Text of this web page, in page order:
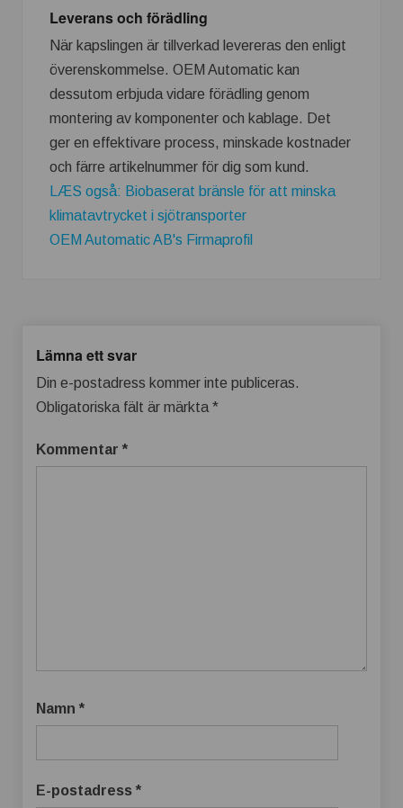
Leverans och förädling
När kapslingen är tillverkad levereras den enligt
överenskommelse. OEM Automatic kan
dessutom erbjuda vidare förädling genom
montering av komponenter och kablage. Det
ger en effektivare process, minskade kostnader
och färre artikelnummer för dig som kund.
LÆS også: Biobaserat bränsle för att minska
klimatavtrycket i sjötransporter
OEM Automatic AB's Firmaprofil
Lämna ett svar
Din e-postadress kommer inte publiceras.
Obligatoriska fält är märkta *
Kommentar *
Namn *
E-postadress *